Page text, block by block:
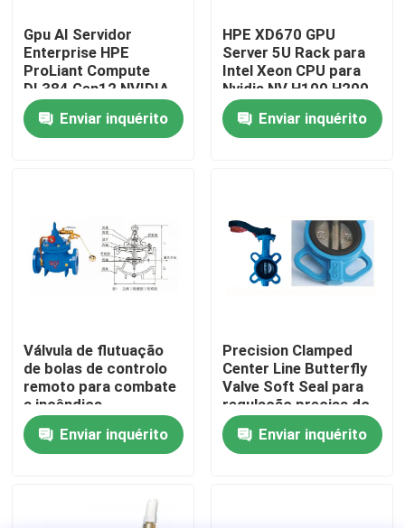
Produtos
Vídeos
Visita à fábrica
Controle de qualidade
Contacte-nos
Solicite um orçamento
Aquisição transfronteiriça
Gpu AI Servidor
Enterprise HPE
ProLiant Compute
DL384 Gen12 NVIDIA
GH200 NVL2
Computação gratuita
Private Cloud Rack
Enviar inquérito
HPE XD670 GPU
Server 5U Rack para
Intel Xeon CPU para
Nvidia NV H100 H200
H800 PCIE/SXM Nvlink
AI Supercomputing
Case
Enviar inquérito
Válvula de flutuação
de bolas de controlo
remoto para combate
a incêndios
Enviar inquérito
Precision Clamped
Center Line Butterfly
Valve Soft Seal para
regulação precisa do
fluxo
Enviar inquérito